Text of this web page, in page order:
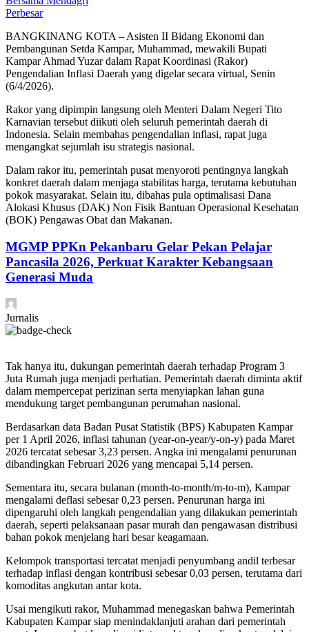
Perbesar
BANGKINANG KOTA – Asisten II Bidang Ekonomi dan
Pembangunan Setda Kampar, Muhammad, mewakili Bupati
Kampar Ahmad Yuzar dalam Rapat Koordinasi (Rakor)
Pengendalian Inflasi Daerah yang digelar secara virtual, Senin
(6/4/2026).
Rakor yang dipimpin langsung oleh Menteri Dalam Negeri Tito
Karnavian tersebut diikuti oleh seluruh pemerintah daerah di
Indonesia. Selain membahas pengendalian inflasi, rapat juga
mengangkat sejumlah isu strategis nasional.
Dalam rakor itu, pemerintah pusat menyoroti pentingnya langkah
konkret daerah dalam menjaga stabilitas harga, terutama kebutuhan
pokok masyarakat. Selain itu, dibahas pula optimalisasi Dana
Alokasi Khusus (DAK) Non Fisik Bantuan Operasional Kesehatan
(BOK) Pengawas Obat dan Makanan.
MGMP PPKn Pekanbaru Gelar Pekan Pelajar
Pancasila 2026, Perkuat Karakter Kebangsaan
Generasi Muda
Jurnalis
Tak hanya itu, dukungan pemerintah daerah terhadap Program 3
Juta Rumah juga menjadi perhatian. Pemerintah daerah diminta aktif
dalam mempercepat perizinan serta menyiapkan lahan guna
mendukung target pembangunan perumahan nasional.
Berdasarkan data Badan Pusat Statistik (BPS) Kabupaten Kampar
per 1 April 2026, inflasi tahunan (year-on-year/y-on-y) pada Maret
2026 tercatat sebesar 3,23 persen. Angka ini mengalami penurunan
dibandingkan Februari 2026 yang mencapai 5,14 persen.
Sementara itu, secara bulanan (month-to-month/m-to-m), Kampar
mengalami deflasi sebesar 0,23 persen. Penurunan harga ini
dipengaruhi oleh langkah pengendalian yang dilakukan pemerintah
daerah, seperti pelaksanaan pasar murah dan pengawasan distribusi
bahan pokok menjelang hari besar keagamaan.
Kelompok transportasi tercatat menjadi penyumbang andil terbesar
terhadap inflasi dengan kontribusi sebesar 0,03 persen, terutama dari
komoditas angkutan antar kota.
Usai mengikuti rakor, Muhammad menegaskan bahwa Pemerintah
Kabupaten Kampar siap menindaklanjuti arahan dari pemerintah